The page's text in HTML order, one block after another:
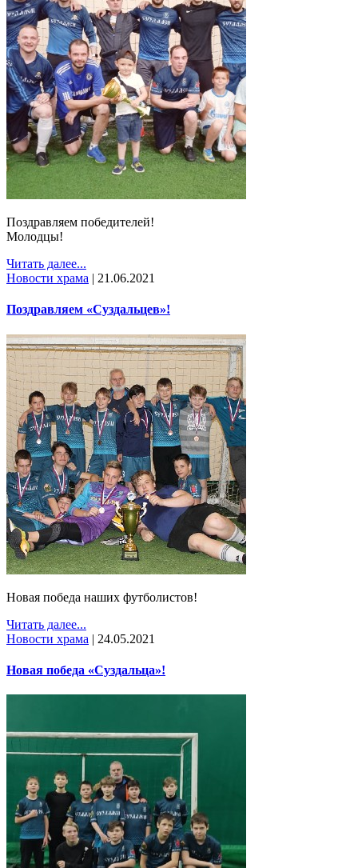
Поздравляем победителей!
Молодцы!
Читать далее...
Новости храма | 21.06.2021
Поздравляем «Суздальцев»!
Новая победа наших футболистов!
Читать далее...
Новости храма | 24.05.2021
Новая победа «Суздальца»!